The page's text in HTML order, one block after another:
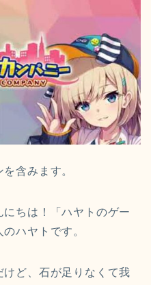
含みます。
ちは！「ハヤトのゲー
ハヤトです。
けど、石が足りなくて我